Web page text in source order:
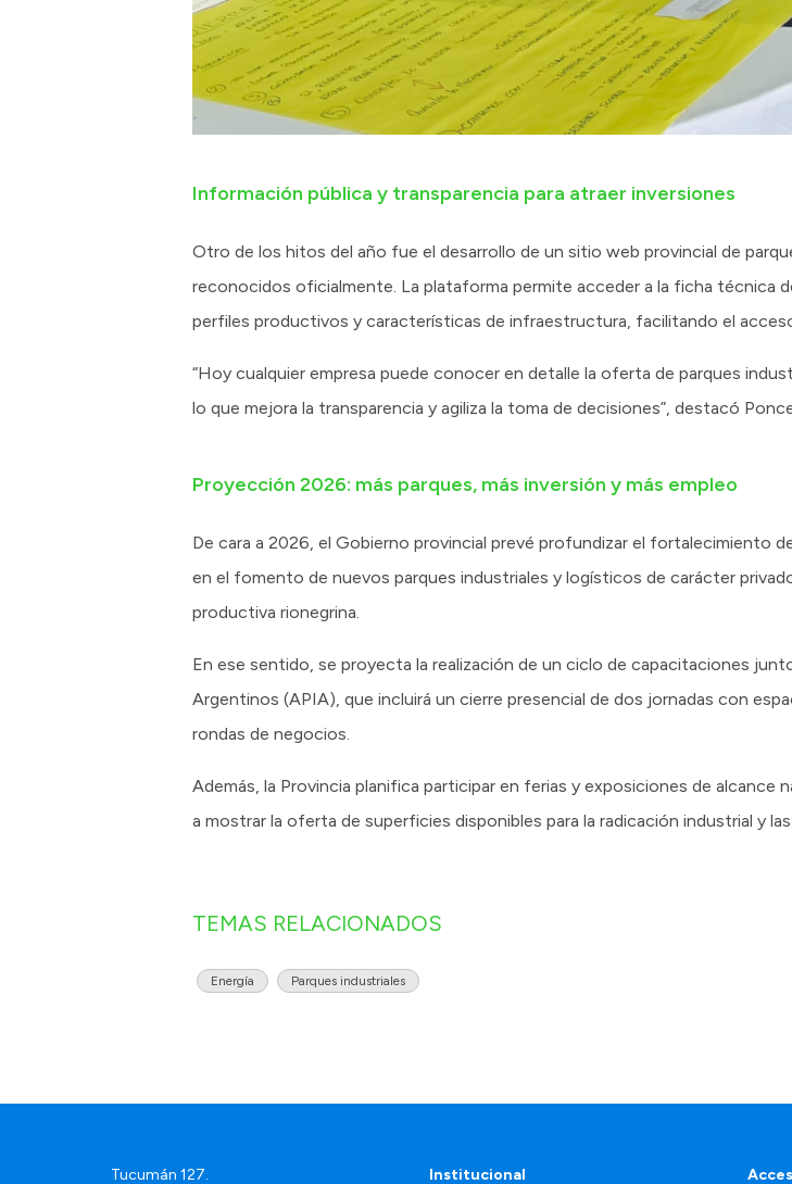
Información pública y transparencia para atraer inversiones
Otro de los hitos del año fue el desarrollo de un sitio web provincial de
reconocidos oficialmente. La plataforma permite acceder a la ficha técnica
perfiles productivos y características de infraestructura, facilitando el
“Hoy cualquier empresa puede conocer en detalle la oferta de parques
lo que mejora la transparencia y agiliza la toma de decisiones”, destacó
Proyección 2026: más parques, más inversión y más empleo
De cara a 2026, el Gobierno provincial prevé profundizar el fortalecimiento
en el fomento de nuevos parques industriales y logísticos de carácter
productiva rionegrina.
En ese sentido, se proyecta la realización de un ciclo de capacitaciones
Argentinos (APIA), que incluirá un cierre presencial de dos jornadas con
rondas de negocios.
Además, la Provincia planifica participar en ferias y exposiciones de
a mostrar la oferta de superficies disponibles para la radicación industrial y
TEMAS RELACIONADOS
Energía Parques industriales
Tucumán 127. Institucional